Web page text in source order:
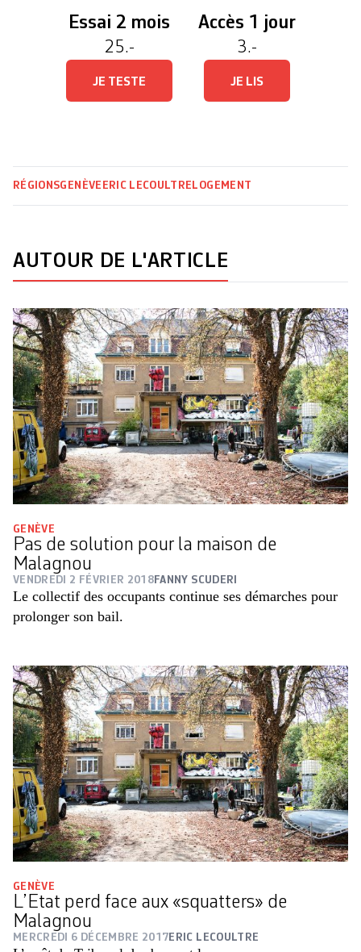
Essai 2 mois
25.-
JE TESTE
Accès 1 jour
3.-
JE LIS
RÉGIONSGENÈVE ERIC LECOULTRE LOGEMENT
AUTOUR DE L'ARTICLE
GENÈVE
Pas de solution pour la maison de
Malagnou
VENDREDI 2 FÉVRIER 2018 FANNY SCUDERI
Le collectif des occupants continue ses démarches pour
prolonger son bail.
GENÈVE
L’Etat perd face aux «squatters» de
Malagnou
MERCREDI 6 DÉCEMBRE 2017 ERIC LECOULTRE